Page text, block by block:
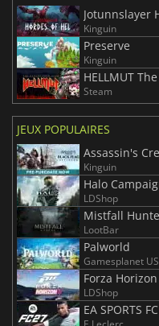
Jotunnslayer
Kinguin
Preserve
Kinguin
HELLMUT
Steam
JEUX POPULAIRES
Assassin's
Kinguin
Halo
LDShop
Mistfall
LootBar
Palworld
Gamesplanet US
Forza
LDShop
EA SPORTS